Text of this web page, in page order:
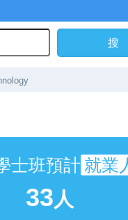
士班預計 就業
33人